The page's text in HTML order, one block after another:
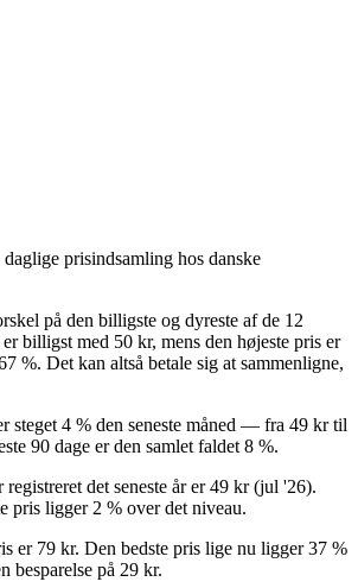
daglige prisindsamling hos danske
på den billigste og dyreste af de 12
billigst med 50 kr, mens den højeste pris er
%. Det kan altså betale sig at sammenligne,
steget 4 % den seneste måned — fra 49 kr til
90 dage er den samlet faldet 8 %.
det seneste år er 49 kr (jul '26).
pris ligger 2 % over det niveau.
er 79 kr. Den bedste pris lige nu ligger 37 %
besparelse på 29 kr.